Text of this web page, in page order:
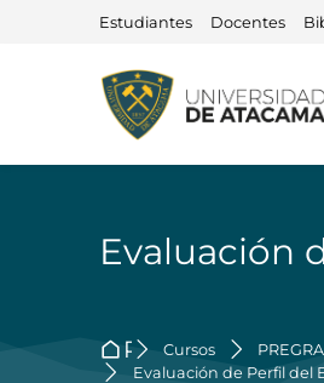
Skip to navigation
Skip to search form
Skip to login form
Salta al contenido principal
Skip to accessibility options
Skip to footer
Skip accessibility options
Estudiantes Docentes
Evaluación
Página Principal
Cursos
Evaluación de Perfil del